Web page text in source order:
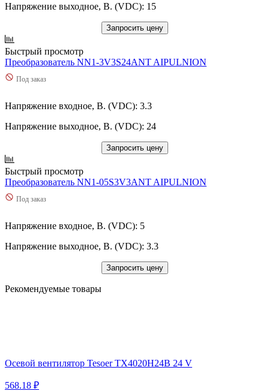
Напряжение выходное, В. (VDC): 15
Запросить цену
Быстрый просмотр
Преобразователь NN1-3V3S24ANT AIPULNION
Под заказ
Напряжение входное, В. (VDC): 3.3
Напряжение выходное, В. (VDC): 24
Запросить цену
Быстрый просмотр
Преобразователь NN1-05S3V3ANT AIPULNION
Под заказ
Напряжение входное, В. (VDC): 5
Напряжение выходное, В. (VDC): 3.3
Запросить цену
Рекомендуемые товары
Осевой вентилятор Tesoer TX4020H24B 24 V
568.18 ₽